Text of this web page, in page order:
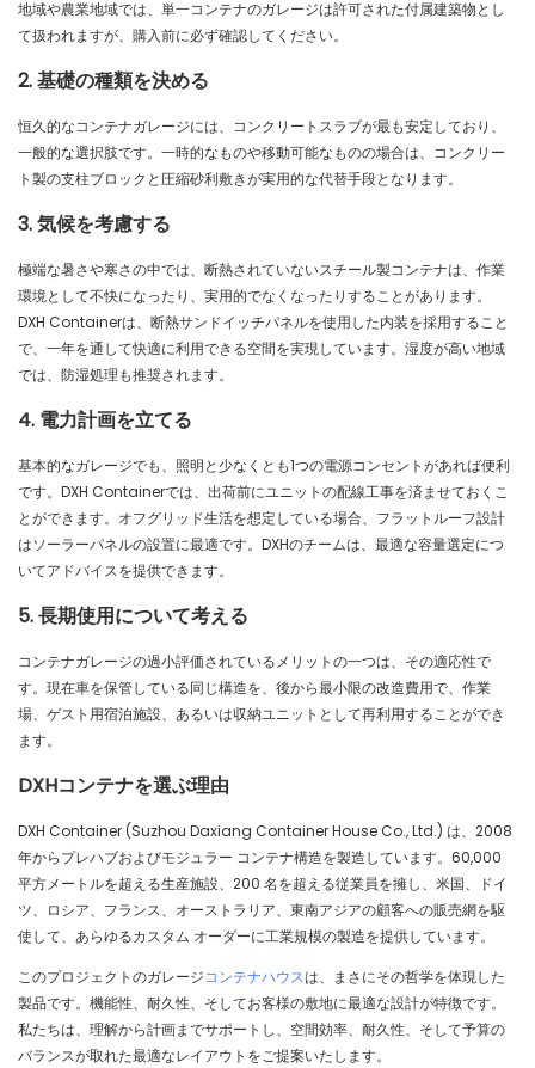
地域や農業地域では、単一コンテナのガレージは許可された付属建築物とし
て扱われますが、購入前に必ず確認してください。
2. 基礎の種類を決める
恒久的なコンテナガレージには、コンクリートスラブが最も安定しており、
一般的な選択肢です。一時的なものや移動可能なものの場合は、コンクリー
ト製の支柱ブロックと圧縮砂利敷きが実用的な代替手段となります。
3. 気候を考慮する
極端な暑さや寒さの中では、断熱されていないスチール製コンテナは、作業
環境として不快になったり、実用的でなくなったりすることがあります。
DXH Containerは、断熱サンドイッチパネルを使用した内装を採用すること
で、一年を通して快適に利用できる空間を実現しています。湿度が高い地域
では、防湿処理も推奨されます。
4. 電力計画を立てる
基本的なガレージでも、照明と少なくとも1つの電源コ​​ンセントがあれば便利
です。DXH Containerでは、出荷前にユニットの配線工事を済ませておくこ
とができます。オフグリッド生活を想定している場合、フラットルーフ設計
はソーラーパネルの設置に最適です。DXHのチームは、最適な容量選定につ
いてアドバイスを提供できます。
5. 長期使用について考える
コンテナガレージの過小評価されているメリットの一つは、その適応性で
す。現在車を保管している同じ構造を、後から最小限の改造費用で、作業
場、ゲスト用宿泊施設、あるいは収納ユニットとして再利用することができ
ます。
DXHコンテナを選ぶ理由
DXH Container (Suzhou Daxiang Container House Co., Ltd.) は、2008
年からプレハブおよびモジュラー コンテナ構造を製造しています。60,000
平方メートルを超える生産施設、200 名を超える従業員を擁し、米国、ドイ
ツ、ロシア、フランス、オーストラリア、東南アジアの顧客への販売網を駆
使して、あらゆるカスタム オーダーに工業規模の製造を提供しています。
このプロジェクトのガレージコンテナハウスは、まさにその哲学を体現した
製品です。機能性、耐久性、そしてお客様の敷地に最適な設計が特徴です。
私たちは、理解から計画までサポートし、空間効率、耐久性、そして予算の
バランスが取れた最適なレイアウトをご提案いたします。